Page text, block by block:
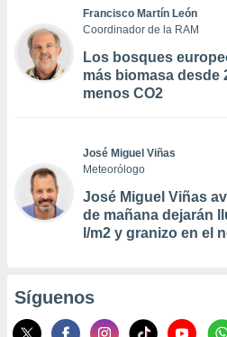
Francisco Martín León
Coordinador de la RAM
Los bosques
más biomasa desde
menos CO2
José Miguel Viñas
Meteorólogo
José Miguel Viñas
de mañana dejarán
l/m2 y granizo en el
Síguenos